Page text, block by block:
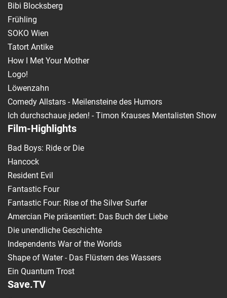
Bibi Blocksberg
Frühling
SOKO Wien
Tatort Antike
How I Met Your Mother
Logo!
Löwenzahn
Comedy Allstars - Meilensteine des Humors
Ich durchschaue jeden! - Timon Krauses Mentalisten Show
Film-Highlights
Bad Boys: Ride or Die
Hancock
Resident Evil
Fantastic Four
Fantastic Four: Rise of the Silver Surfer
Amercian Pie präsentiert: Das Buch der Liebe
Die unendliche Geschichte
Independents War of the Worlds
Shape of Water - Das Flüstern des Wassers
Ein Quantum Trost
Save.TV